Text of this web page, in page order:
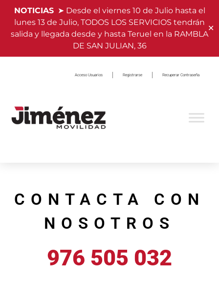
NOTICIAS➤ Desde el viernes 10 de Julio hasta el
lunes 13 de Julio, TODOS LOS SERVICIOS tendrán
salida y llegada desde y hasta Teruel en la RAMBLA
DE SAN JULIAN, 36
✕
Acceso Usuarios Registrarse Recuperar Contraseña
CONTACTA CON
NOSOTROS
976 505 032